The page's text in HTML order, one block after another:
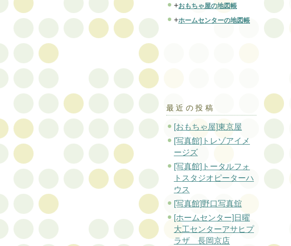
+おもちゃ屋の地図帳
+ホームセンターの地図帳
最近の投稿
[おもちゃ屋]東京屋
[写真館]トレゾアイメ
ージズ
[写真館]トータルフォ
トスタジオピーターハ
ウス
[写真館]野口写真舘
[ホームセンター]日曜
大工センターアサヒプ
ラザ 長岡京店